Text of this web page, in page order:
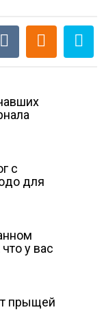
с
для
у вас
прыщей